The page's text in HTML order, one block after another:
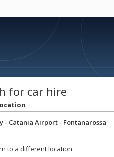
for car hire
to a different location